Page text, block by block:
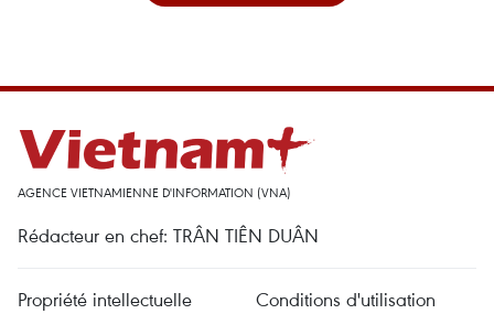
AGENCE VIETNAMIENNE D'INFORMATION (VNA)
Rédacteur en chef: TRÂN TIÊN DUÂN
Propriété intellectuelle Conditions d'utilisation